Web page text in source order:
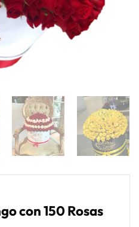
con 150 Rosas